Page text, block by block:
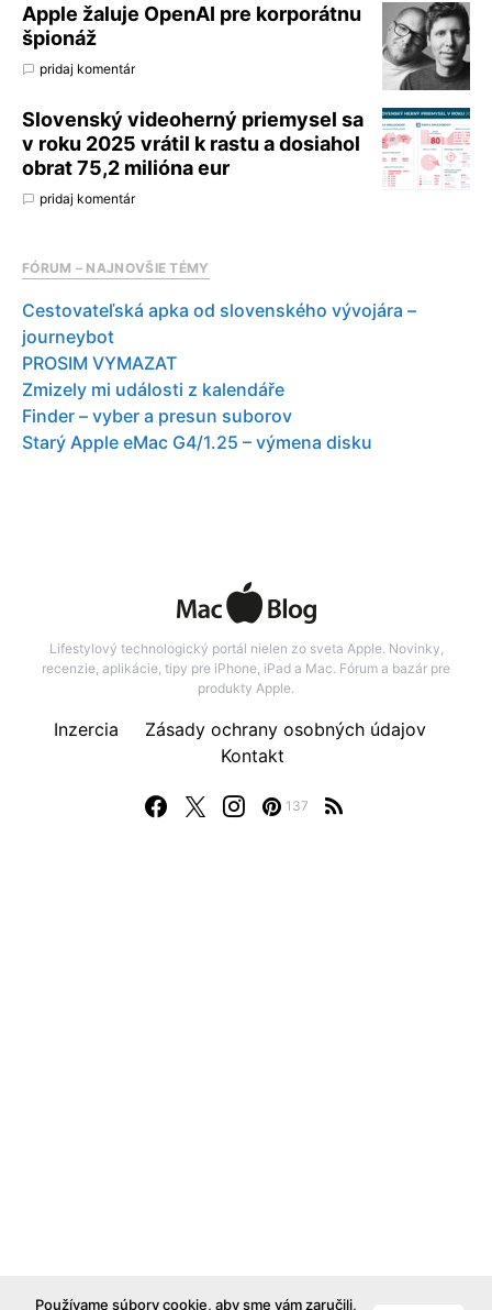
Apple žaluje OpenAI pre korporátnu
špionáž
pridaj komentár
Slovenský videoherný priemysel sa
v roku 2025 vrátil k rastu a dosiahol
obrat 75,2 milióna eur
pridaj komentár
FÓRUM – NAJNOVŠIE TÉMY
Cestovateľská apka od slovenského vývojára –
journeybot
PROSIM VYMAZAT
Zmizely mi události z kalendáře
Finder – vyber a presun suborov
Starý Apple eMac G4/1.25 – výmena disku
Lifestylový technologický portál nielen zo sveta Apple. Novinky,
recenzie, aplikácie, tipy pre iPhone, iPad a Mac. Fórum a bazár pre
produkty Apple.
137
Inzercia
Zásady ochrany osobných údajov
Kontakt
Používame súbory cookie, aby sme vám zaručili,